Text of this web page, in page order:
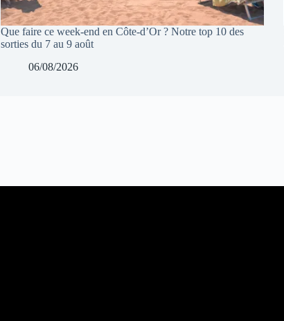
Que faire ce week-end en Côte-d’Or ? Notre top 10 des
sorties du 7 au 9 août
06/08/2026